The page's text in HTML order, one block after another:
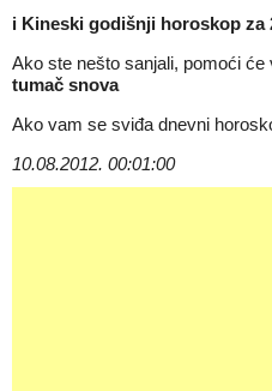
i Kineski godišnji horoskop za
Ako ste nešto sanjali, pomoći će
tumač snova
Ako vam se sviđa dnevni
10.08.2012. 00:01:00